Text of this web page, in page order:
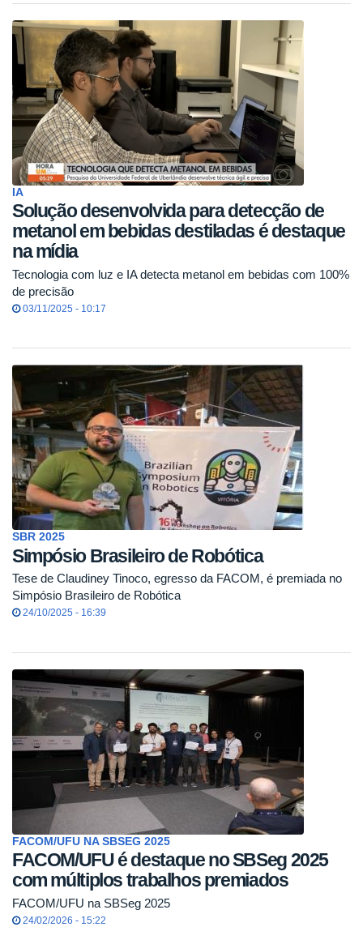
IA
Solução desenvolvida para detecção de
metanol em bebidas destiladas é destaque
na mídia
Tecnologia com luz e IA detecta metanol em bebidas com 100%
de precisão
03/11/2025 - 10:17
SBR 2025
Simpósio Brasileiro de Robótica
Tese de Claudiney Tinoco, egresso da FACOM, é premiada no
Simpósio Brasileiro de Robótica
24/10/2025 - 16:39
FACOM/UFU NA SBSEG 2025
FACOM/UFU é destaque no SBSeg 2025
com múltiplos trabalhos premiados
FACOM/UFU na SBSeg 2025
24/02/2026 - 15:22